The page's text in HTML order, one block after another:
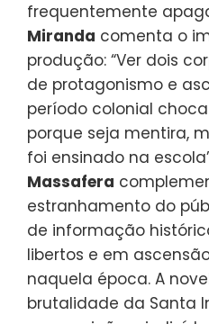
frequentemente
Miranda comenta o
produção: “Ver dois
de protagonismo e
período colonial
porque seja mentira,
foi ensinado na
Massafera
estranhamento do
de informação
libertos e em
naquela época. A
brutalidade da Santa